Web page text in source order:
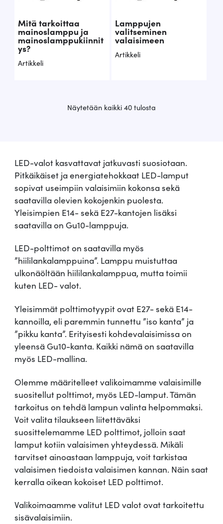
Mitä tarkoittaa
mainoslamppu ja
mainoslamppukiinnit
ys?
Artikkeli
Lamppujen
valitseminen
valaisimeen
Artikkeli
Näytetään kaikki 40 tulosta
i
m
m
a
i
n
LED-valot kasvattavat jatkuvasti suosiotaan.
Pitkäikäiset ja energiatehokkaat LED-lamput
sopivat useimpiin valaisimiin kokonsa sekä
saatavilla olevien kokojenkin puolesta.
Yleisimpien E14- sekä E27-kantojen lisäksi
saatavilla on Gu10-lamppuja.
LED-polttimot on saatavilla myös
”hiililankalamppuina”. Lamppu muistuttaa
ulkonäöltään hiililankalamppua, mutta toimii
kuten LED- valot.
Yleisimmät polttimotyypit ovat E27- sekä E14-
kannoilla, eli paremmin tunnettu ”iso kanta” ja
”pikku kanta”. Erityisesti kohdevalaisimissa on
yleensä Gu10-kanta. Kaikki nämä on saatavilla
myös LED-mallina.
Olemme määritelleet valikoimamme valaisimille
suositellut polttimot, myös LED-lamput. Tämän
tarkoitus on tehdä lampun valinta helpommaksi.
Voit valita tilaukseen liitettäväksi
suosittelemamme LED polttimot, jolloin saat
lamput kotiin valaisimen yhteydessä. Mikäli
tarvitset ainoastaan lamppuja, voit tarkistaa
valaisimen tiedoista valaisimen kannan. Näin saat
kerralla oikean kokoiset LED polttimot.
Valikoimaamme valitut LED valot ovat tarkoitettu
sisävalaisimiin.